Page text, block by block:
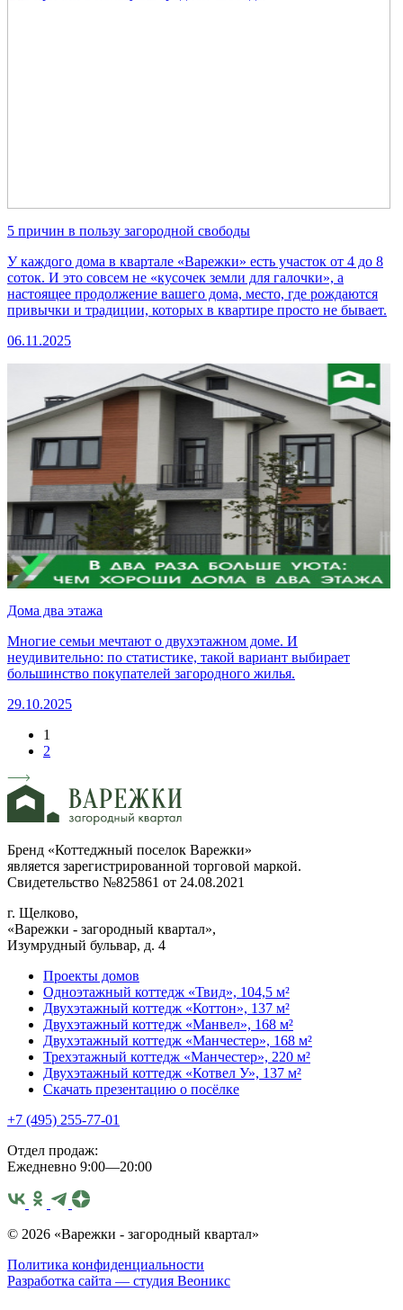
5 причин в пользу загородной свободы
У каждого дома в квартале «Варежки» есть участок от 4 до 8
соток. И это совсем не «кусочек земли для галочки», а
настоящее продолжение вашего дома, место, где рождаются
привычки и традиции, которых в квартире просто не бывает.
06.11.2025
Дома два этажа
Многие семьи мечтают о двухэтажном доме. И
неудивительно: по статистике, такой вариант выбирает
большинство покупателей загородного жилья.
29.10.2025
1
2
Бренд «Коттеджный поселок Варежки»
является зарегистрированной торговой маркой.
Свидетельство №825861 от 24.08.2021
г. Щелково,
«Варежки - загородный квартал»,
Изумрудный бульвар, д. 4
Проекты домов
Одноэтажный коттедж «Твид», 104,5 м²
Двухэтажный коттедж «Коттон», 137 м²
Двухэтажный коттедж «Манвел», 168 м²
Двухэтажный коттедж «Манчестер», 168 м²
Трехэтажный коттедж «Манчестер», 220 м²
Двухэтажный коттедж «Котвел У», 137 м²
Скачать презентацию о посёлке
+7 (495) 255-77-01
Отдел продаж:
Ежедневно 9:00—20:00
© 2026 «Варежки - загородный квартал»
Политика конфиденциальности
Разработка сайта — студия Веоникс